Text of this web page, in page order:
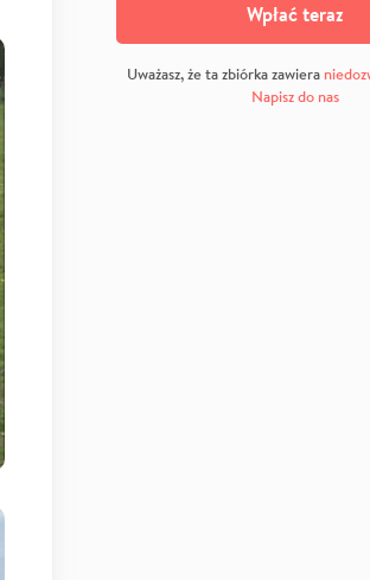
Wpłać teraz
Uważasz, że ta zbiórka zawiera
Napisz do nas